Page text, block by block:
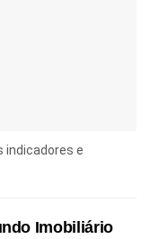
indicadores e
Imobiliário